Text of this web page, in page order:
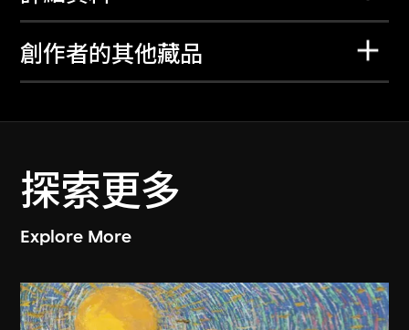
創作者的其他藏品
探索更多
Explore More